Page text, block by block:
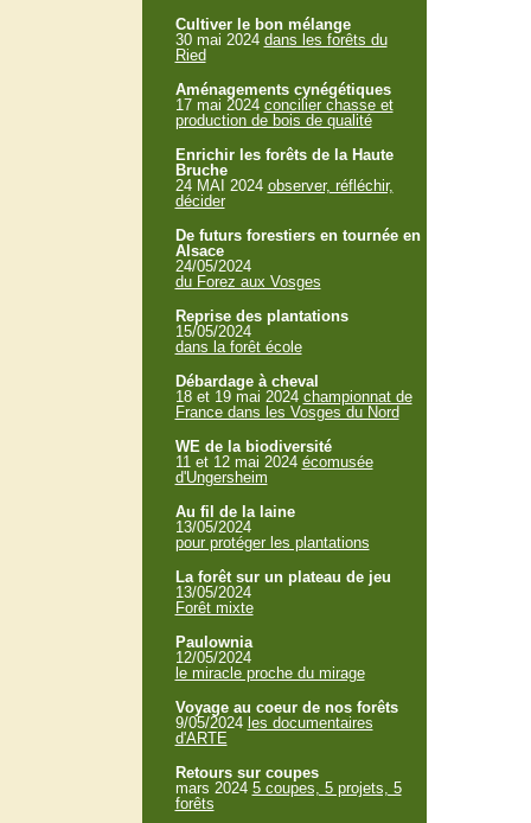
Cultiver le bon mélange
30 mai 2024 dans les forêts du
Ried
Aménagements cynégétiques
17 mai 2024 concilier chasse et
production de bois de qualité
Enrichir les forêts de la Haute
Bruche
24 MAI 2024 observer, réfléchir,
décider
De futurs forestiers en tournée en
Alsace
24/05/2024
du Forez aux Vosges
Reprise des plantations
15/05/2024
dans la forêt école
Débardage à cheval
18 et 19 mai 2024 championnat de
France dans les Vosges du Nord
WE de la biodiversité
11 et 12 mai 2024 écomusée
d'Ungersheim
Au fil de la laine
13/05/2024
pour protéger les plantations
La forêt sur un plateau de jeu
13/05/2024
Forêt mixte
Paulownia
12/05/2024
le miracle proche du mirage
Voyage au coeur de nos forêts
9/05/2024 les documentaires
d'ARTE
Retours sur coupes
mars 2024 5 coupes, 5 projets, 5
forêts